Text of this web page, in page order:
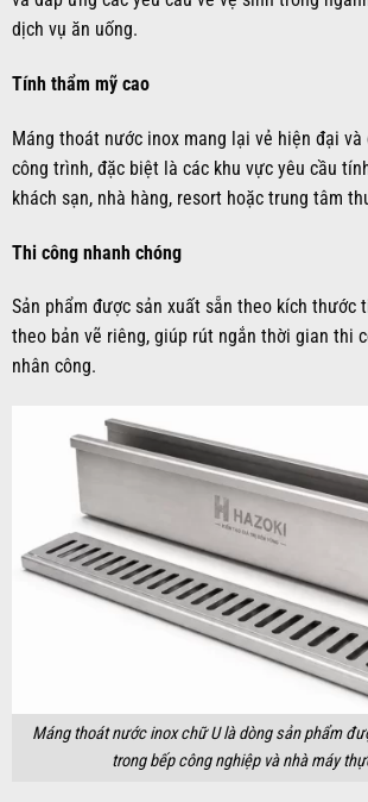
dịch vụ ăn uống.
Tính thẩm mỹ cao
Máng thoát nước inox mang lại vẻ hiện đại và
công trình, đặc biệt là các khu vực yêu cầu
khách sạn, nhà hàng, resort hoặc trung tâm
Thi công nhanh chóng
Sản phẩm được sản xuất sẵn theo kích thước
theo bản vẽ riêng, giúp rút ngắn thời gian thi
nhân công.
Máng thoát nước inox chữ U là dòng sản phẩm
trong bếp công nghiệp và nhà máy